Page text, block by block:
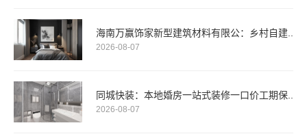
海南万赢饰家新型建筑材料有限公：乡村自建..
2026-08-07
同城快装：本地婚房一站式装修一口价工期保..
2026-08-07